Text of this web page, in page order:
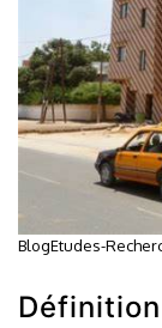
BlogEtudes-